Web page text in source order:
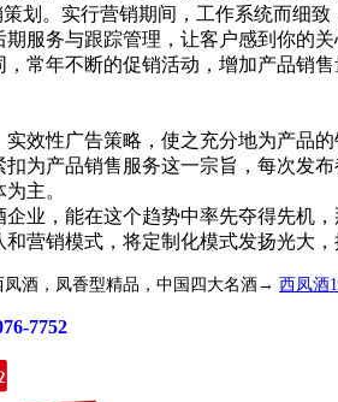
。实行营销期间，工作系统而细致
务与跟踪管理，让客户感到你的关
年不断的促销活动，增加产品销售
性广告策略，使之充分地为产品的
产品销售服务这一宗旨，每次发布
主。
，能在这个趋势中率先夺得先机，
和营销模式，将定制化模式发扬光大
凤酒，凤香型精品，中国四大名酒→ 西凤酒
7752